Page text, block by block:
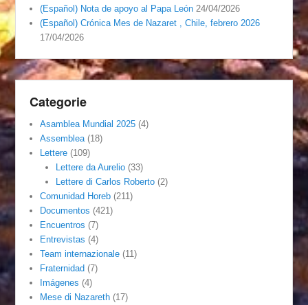
(Español) Nota de apoyo al Papa León 24/04/2026
(Español) Crónica Mes de Nazaret , Chile, febrero 2026
17/04/2026
Categorie
Asamblea Mundial 2025 (4)
Assemblea (18)
Lettere (109)
Lettere da Aurelio(33)
Lettere di Carlos Roberto(2)
Comunidad Horeb (211)
Documentos (421)
Encuentros (7)
Entrevistas (4)
Team internazionale (11)
Fraternidad (7)
Imágenes (4)
Mese di Nazareth (17)